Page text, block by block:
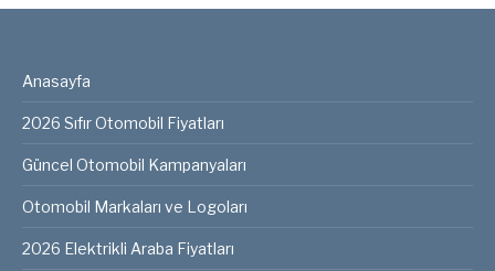
Anasayfa
2026 Sıfır Otomobil Fiyatları
Güncel Otomobil Kampanyaları
Otomobil Markaları ve Logoları
2026 Elektrikli Araba Fiyatları